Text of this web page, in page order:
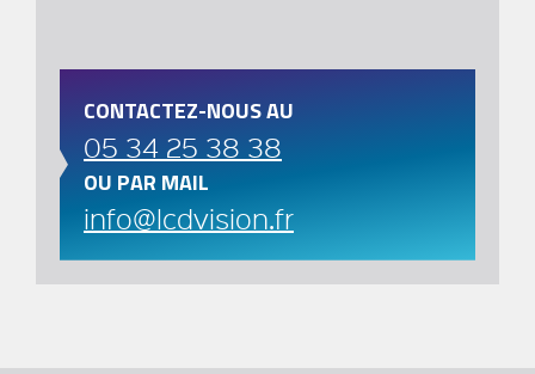
CONTACTEZ-NOUS AU
05 34 25 38 38
OU PAR MAIL
info@lcdvision.fr